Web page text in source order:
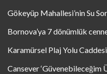
Gökeyüp Mahallesi’nin Su
Bornova’ya 7 dönümlük
Karamürsel Plaj Yolu
Cansever ‘Güvenebileceğim